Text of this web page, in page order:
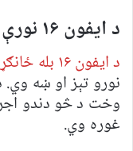
د ایفون ۱۶ نورې ځانګړنې
د ایفون ۱۶ بله ځانګړنه داده
نورو تېز او ښه وي.
وخت د څو دندو
غوره وي.